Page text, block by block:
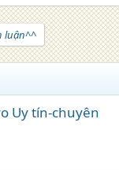
luận^^
Uy tín-chuyên